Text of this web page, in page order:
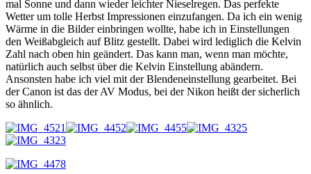
mal Sonne und dann wieder leichter Nieselregen. Das perfekte
Wetter um tolle Herbst Impressionen einzufangen. Da ich ein wenig
Wärme in die Bilder einbringen wollte, habe ich in Einstellungen
den Weißabgleich auf Blitz gestellt. Dabei wird lediglich die Kelvin
Zahl nach oben hin geändert. Das kann man, wenn man möchte,
natürlich auch selbst über die Kelvin Einstellung abändern.
Ansonsten habe ich viel mit der Blendeneinstellung gearbeitet. Bei
der Canon ist das der AV Modus, bei der Nikon heißt der sicherlich
so ähnlich.